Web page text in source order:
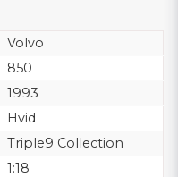
Volvo
850
1993
Hvid
Triple9 Collection
1:18